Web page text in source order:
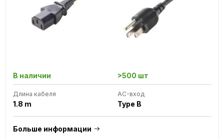
В наличии >500 шт
Длина кабеля
1.8 m
AC-вход
Type B
Больше информации